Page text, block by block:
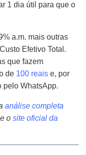
1 dia útil para que o
a.m. mais outras
Efetivo Total.
que fazem
de 100 reais e, por
pelo WhatsApp.
análise completa
o site oficial da